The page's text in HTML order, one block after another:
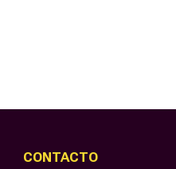
CONTACTO